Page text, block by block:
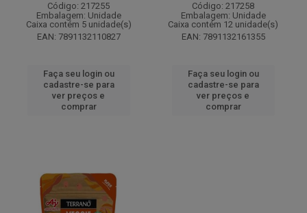
Código: 217255
Embalagem: Unidade
Caixa contém 5 unidade(s)
EAN: 7891132110827
Faça seu login ou
cadastre-se para
ver preços e
comprar
Código: 217258
Embalagem: Unidade
Caixa contém 12 unidade(s)
EAN: 7891132161355
Faça seu login ou
cadastre-se para
ver preços e
comprar